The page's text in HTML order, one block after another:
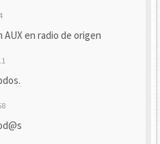
en radio de origen